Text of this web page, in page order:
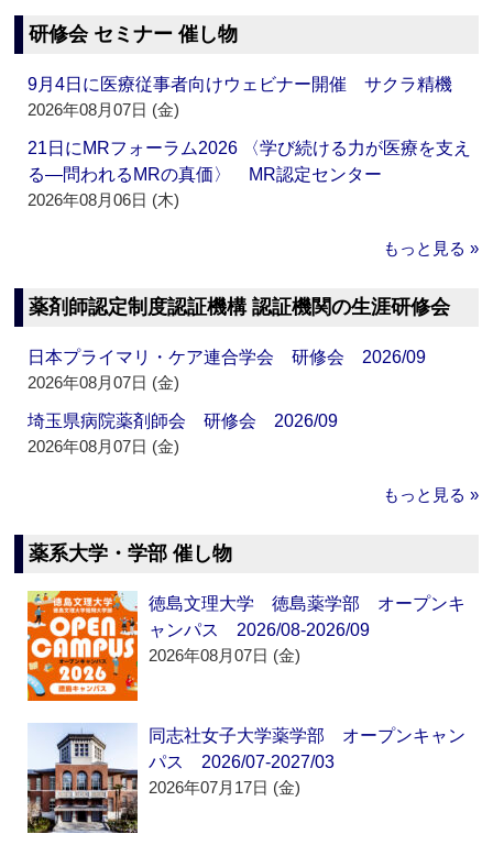
研修会 セミナー 催し物
9月4日に医療従事者向けウェビナー開催 サクラ精機
2026年08月07日 (金)
21日にMRフォーラム2026 〈学び続ける力が医療を支え
る―問われるMRの真価〉 MR認定センター
2026年08月06日 (木)
もっと見る »
薬剤師認定制度認証機構 認証機関の生涯研修会
日本プライマリ・ケア連合学会 研修会 2026/09
2026年08月07日 (金)
埼玉県病院薬剤師会 研修会 2026/09
2026年08月07日 (金)
もっと見る »
薬系大学・学部 催し物
徳島文理大学 徳島薬学部 オープンキ
ャンパス 2026/08-2026/09
2026年08月07日 (金)
同志社女子大学薬学部 オープンキャン
パス 2026/07-2027/03
2026年07月17日 (金)